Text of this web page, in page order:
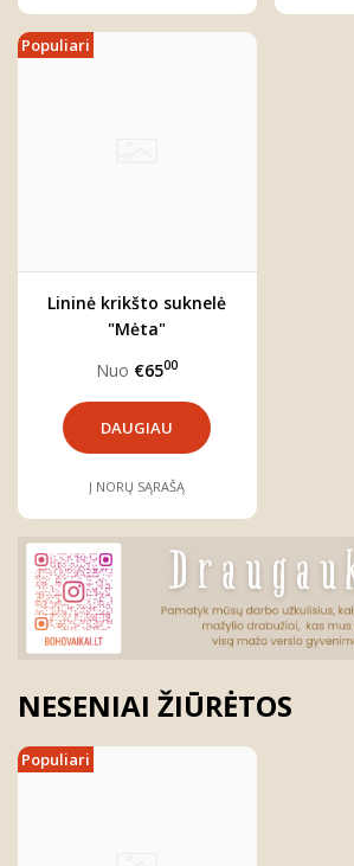
Populiari
Lininė krikšto suknelė
"Mėta"
Nuo €6500
DAUGIAU
Į NORŲ SĄRAŠĄ
NESENIAI ŽIŪRĖTOS
Populiari